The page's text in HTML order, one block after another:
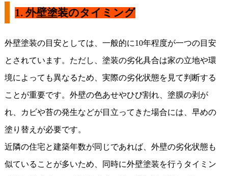
1.外壁塗装のタイミング
外壁塗装の目安としては、一般的に10年程度が一つの目安
とされています。ただし、塗装の劣化具合は家の立地や環
境によっても異なるため、実際の劣化状態を見て判断する
ことが重要です。外壁の色あせやひび割れ、塗膜の剥が
れ、カビや苔の発生などが目立ってきた場合には、早めの
塗り替えが必要です。
近隣の住宅と建築年数が同じであれば、外壁の劣化状態も
似ていることが多いため、同時に外壁塗装を行うタイミン